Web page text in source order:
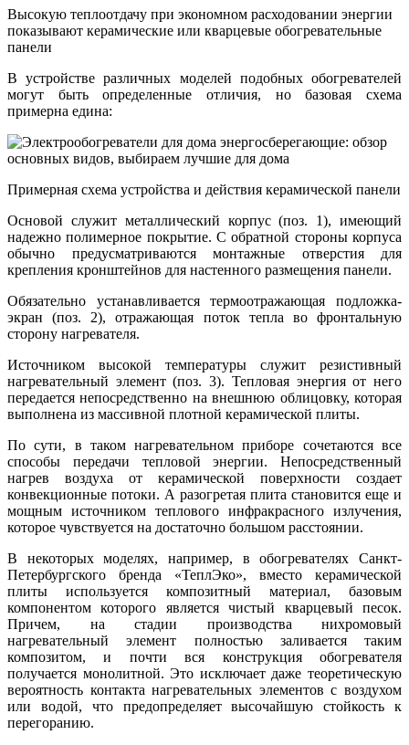
Высокую теплоотдачу при экономном расходовании энергии
показывают керамические или кварцевые обогревательные
панели
В устройстве различных моделей подобных обогревателей
могут быть определенные отличия, но базовая схема
примерна едина:
Примерная схема устройства и действия керамической панели
Основой служит металлический корпус (поз. 1), имеющий
надежно полимерное покрытие. С обратной стороны корпуса
обычно предусматриваются монтажные отверстия для
крепления кронштейнов для настенного размещения панели.
Обязательно устанавливается термоотражающая подложка-
экран (поз. 2), отражающая поток тепла во фронтальную
сторону нагревателя.
Источником высокой температуры служит резистивный
нагревательный элемент (поз. 3). Тепловая энергия от него
передается непосредственно на внешнюю облицовку, которая
выполнена из массивной плотной керамической плиты.
По сути, в таком нагревательном приборе сочетаются все
способы передачи тепловой энергии. Непосредственный
нагрев воздуха от керамической поверхности создает
конвекционные потоки. А разогретая плита становится еще и
мощным источником теплового инфракрасного излучения,
которое чувствуется на достаточно большом расстоянии.
В некоторых моделях, например, в обогревателях Санкт-
Петербургского бренда «ТеплЭко», вместо керамической
плиты используется композитный материал, базовым
компонентом которого является чистый кварцевый песок.
Причем, на стадии производства нихромовый
нагревательный элемент полностью заливается таким
композитом, и почти вся конструкция обогревателя
получается монолитной. Это исключает даже теоретическую
вероятность контакта нагревательных элементов с воздухом
или водой, что предопределяет высочайшую стойкость к
перегоранию.